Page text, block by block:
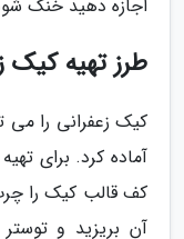
اجازه دهید خنک
طرز تهیه کیک
کیک زعفرانی را می
آماده کرد. برای
کف قالب کیک را